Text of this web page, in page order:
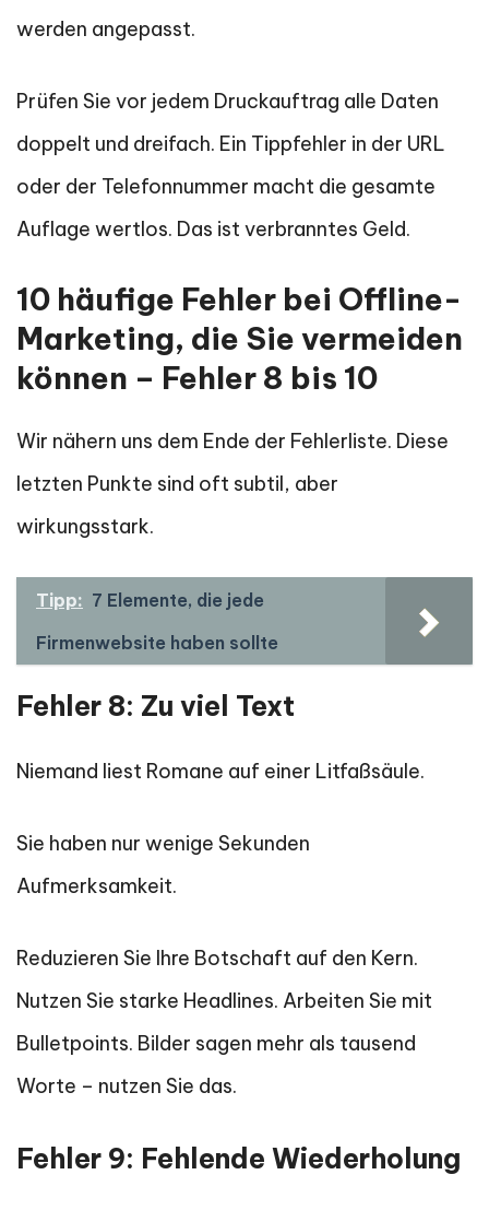
werden angepasst.
Prüfen Sie vor jedem Druckauftrag alle Daten
doppelt und dreifach. Ein Tippfehler in der URL
oder der Telefonnummer macht die gesamte
Auflage wertlos. Das ist verbranntes Geld.
10 häufige Fehler bei Offline-
Marketing, die Sie vermeiden
können – Fehler 8 bis 10
Wir nähern uns dem Ende der Fehlerliste. Diese
letzten Punkte sind oft subtil, aber
wirkungsstark.
Tipp: 7 Elemente, die jede
Firmenwebsite haben sollte
Fehler 8: Zu viel Text
Niemand liest Romane auf einer Litfaßsäule.
Sie haben nur wenige Sekunden
Aufmerksamkeit.
Reduzieren Sie Ihre Botschaft auf den Kern.
Nutzen Sie starke Headlines. Arbeiten Sie mit
Bulletpoints. Bilder sagen mehr als tausend
Worte – nutzen Sie das.
Fehler 9: Fehlende Wiederholung